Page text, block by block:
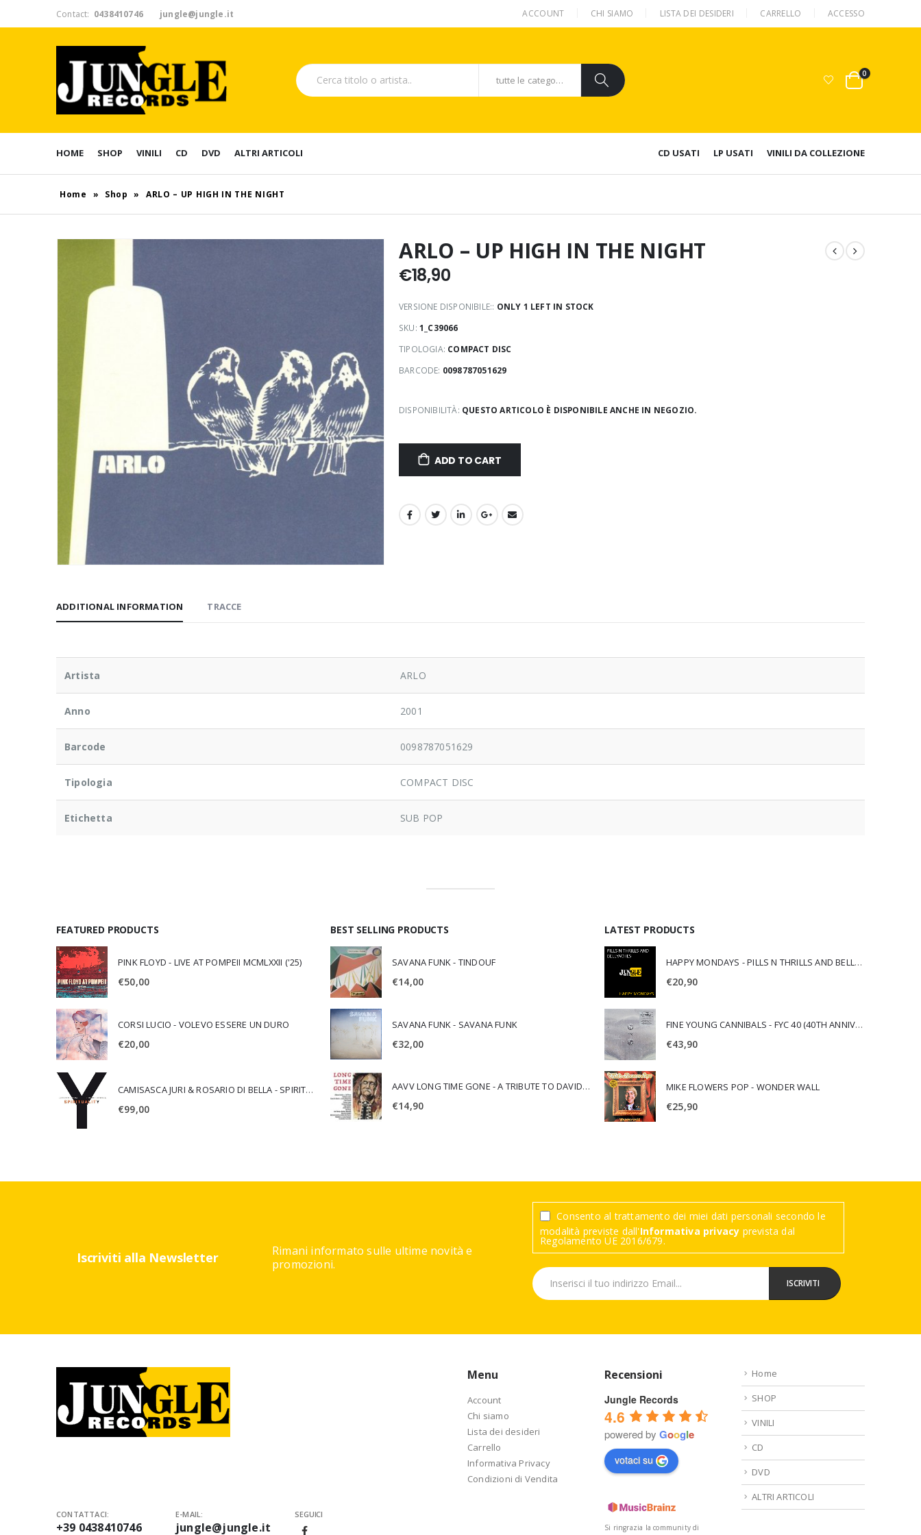
Contact: 0438410746 jungle@jungle.it ACCOUNT CHI SIAMO LISTA DEI DESIDERI CARRELLO ACCESSO
tutte le categorie
0
HOME SHOP VINILI CD DVD ALTRI ARTICOLI CD USATI LP USATI VINILI DA COLLEZIONE
Home » Shop » ARLO – UP HIGH IN THE NIGHT
ARLO – UP HIGH IN THE NIGHT
€18,90
VERSIONE DISPONIBILE:: ONLY 1 LEFT IN STOCK
SKU: 1_C39066
TIPOLOGIA: COMPACT DISC
BARCODE: 0098787051629
DISPONIBILITÀ: QUESTO ARTICOLO È DISPONIBILE ANCHE IN NEGOZIO.
ADD TO CART
ADDITIONAL INFORMATION TRACCE
Artista ARLO
Anno 2001
Barcode 0098787051629
Tipologia COMPACT DISC
Etichetta SUB POP
FEATURED PRODUCTS
PINK FLOYD - LIVE AT POMPEII MCMLXXII ('25)
€50,00
CORSI LUCIO - VOLEVO ESSERE UN DURO
€20,00
CAMISASCA JURI & ROSARIO DI BELLA - SPIRITUALITY
€99,00
BEST SELLING PRODUCTS
SAVANA FUNK - TINDOUF
€14,00
SAVANA FUNK - SAVANA FUNK
€32,00
AAVV LONG TIME GONE - A TRIBUTE TO DAVID CROSBY
€14,90
LATEST PRODUCTS
HAPPY MONDAYS - PILLS N THRILLS AND BELLYACHES
€20,90
FINE YOUNG CANNIBALS - FYC 40 (40TH ANNIVERSARY)
€43,90
MIKE FLOWERS POP - WONDER WALL
€25,90
Iscriviti alla Newsletter
Rimani informato sulle ultime novità e
promozioni.
Consento al trattamento dei miei dati personali secondo le
modalità previste dall'Informativa privacy prevista dal
Regolamento UE 2016/679.
CONTATTACI:
+39 0438410746
E-MAIL:
jungle@jungle.it
SEGUICI
Menu
Account
Chi siamo
Lista dei desideri
Carrello
Informativa Privacy
Condizioni di Vendita
Recensioni
Jungle Records
4.6
powered by Google
votaci su
Si ringrazia la community di
Home
SHOP
VINILI
CD
DVD
ALTRI ARTICOLI